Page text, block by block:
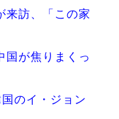
来訪、「この家
国が焦りまくっ
のイ・ジョン